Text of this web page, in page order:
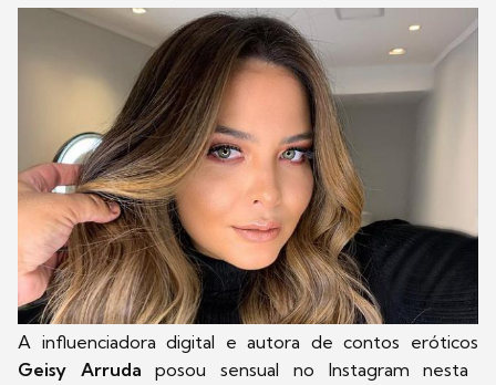
A influenciadora digital e autora de contos eróticos
Geisy Arruda posou sensual no Instagram nesta